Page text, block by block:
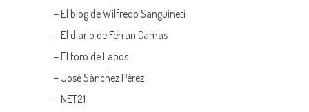
– El blog de Wilfredo Sanguineti
– El diario de Ferran Camas
– El foro de Labos
– José Sánchez Pérez
– NET21